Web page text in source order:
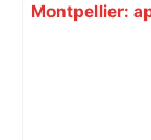
Montpellier: